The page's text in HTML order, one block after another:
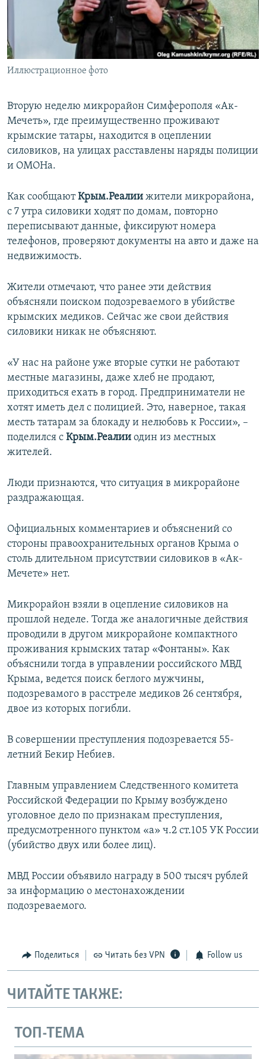
ПОБЕДИТЕЛЕЙ НЕ СУДЯТ?
КРЫМ.НЕПОКОРЕННЫЙ
УКРАИНСКАЯ ПРОБЛЕМА КРЫМА
ПРИСОЕДИНЯЙТЕСЬ!
Иллюстрационное фото
Вторую неделю микрорайон Симферополя «Ак-
Мечеть», где преимущественно проживают
крымские татары, находится в оцеплении
силовиков, на улицах расставлены наряды полиции
и ОМОНа.
Как сообщаютКрым.Реалии жители микрорайона,
с 7 утра силовики ходят по домам, повторно
переписывают данные, фиксируют номера
телефонов, проверяют документы на авто и даже на
недвижимость.
Жители отмечают, что ранее эти действия
объясняли поиском подозреваемого в убийстве
крымских медиков. Сейчас же свои действия
силовики никак не объясняют.
«У нас на районе уже вторые сутки не работают
местные магазины, даже хлеб не продают,
приходиться ехать в город. Предприниматели не
хотят иметь дел с полицией. Это, наверное, такая
месть татарам за блокаду и нелюбовь к России», –
поделился с Крым.Реалии один из местных
жителей.
Люди признаются, что ситуация в микрорайоне
раздражающая.
Официальных комментариев и объяснений со
стороны правоохранительных органов Крыма о
столь длительном присутствии силовиков в «Ак-
Мечете» нет.
Микрорайон взяли в оцепление силовиков на
прошлой неделе. Тогда же аналогичные действия
проводили в другом микрорайоне компактного
проживания крымских татар «Фонтаны». Как
объяснили тогда в управлении российского МВД
Крыма, ведется поиск беглого мужчины,
подозревамого в расстреле медиков 26 сентября,
двое из которых погибли.
В совершении преступления подозревается 55-
летний Бекир Небиев.
Главным управлением Следственного комитета
Российской Федерации по Крыму возбуждено
уголовное дело по признакам преступления,
предусмотренного пунктом «а» ч.2 ст.105 УК России
(убийство двух или более лиц).
МВД России объявило награду в 500 тысяч рублей
за информацию о местонахождении
подозреваемого.
Поделиться Читать без VPN Follow us
ЧИТАЙТЕ ТАКЖЕ:
ТОП-ТЕМА